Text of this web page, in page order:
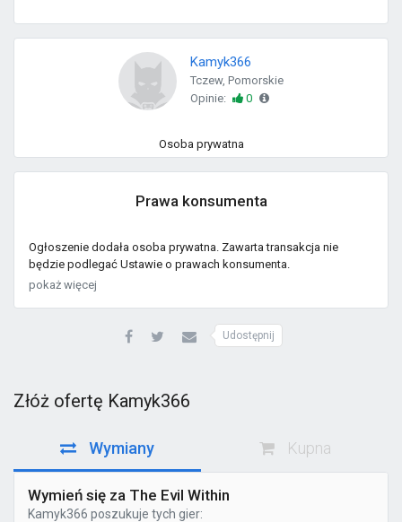
Kamyk366
Tczew, Pomorskie
Opinie:
0
Osoba prywatna
Prawa konsumenta
Ogłoszenie dodała osoba prywatna. Zawarta transakcja nie
będzie podlegać Ustawie o prawach konsumenta.
pokaż więcej
Udostępnij
Złóż ofertę Kamyk366
Wymiany Kupna
Wymień się za The Evil Within
Kamyk366 poszukuje tych gier: